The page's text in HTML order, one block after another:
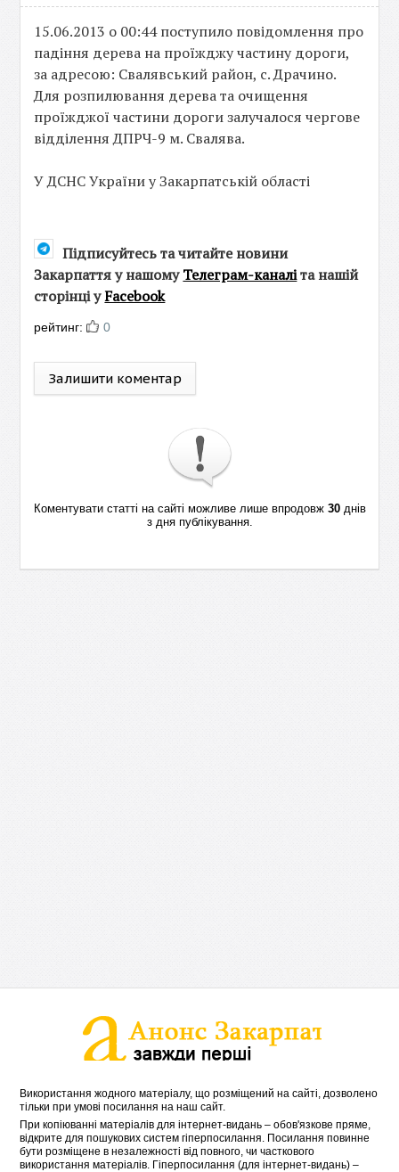
15.06.2013 о 00:44 поступило повідомлення про
падіння дерева на проїжджу частину дороги,
за адресою: Свалявський район, с. Драчино.
Для розпилювання дерева та очищення
проїжджої частини дороги залучалося чергове
відділення ДПРЧ-9 м. Свалява.
У ДСНС України у Закарпатській області
Підписуйтесь та читайте новини
Закарпаття у нашомуТелеграм-каналіта нашій
сторінці уFacebook
рейтинг: 0
Залишити коментар
Коментувати статті на сайті можливе лише впродовж 30днів
з дня публікування.
Використання жодного матеріалу, що розміщений на сайті, дозволено
тільки при умові посилання на наш сайт.
При копіюванні матеріалів для інтернет-видань – обов'язкове пряме,
відкрите для пошукових систем гіперпосилання. Посилання повинне
бути розміщене в незалежності від повного, чи часткового
використання матеріалів. Гіперпосилання (для інтернет-видань) –